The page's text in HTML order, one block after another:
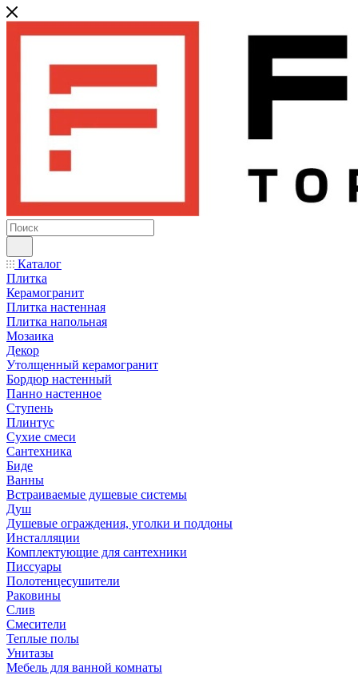
Каталог
Плитка
Керамогранит
Плитка настенная
Плитка напольная
Мозаика
Декор
Утолщенный керамогранит
Бордюр настенный
Панно настенное
Ступень
Плинтус
Сухие смеси
Сантехника
Биде
Ванны
Встраиваемые душевые системы
Душ
Душевые ограждения, уголки и поддоны
Инсталляции
Комплектующие для сантехники
Писсуары
Полотенцесушители
Раковины
Слив
Смесители
Теплые полы
Унитазы
Мебель для ванной комнаты